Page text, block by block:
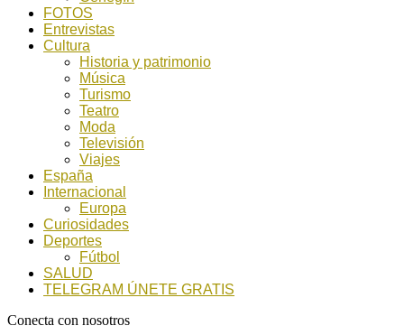
FOTOS
Entrevistas
Cultura
Historia y patrimonio
Música
Turismo
Teatro
Moda
Televisión
Viajes
España
Internacional
Europa
Curiosidades
Deportes
Fútbol
SALUD
TELEGRAM ÚNETE GRATIS
Conecta con nosotros